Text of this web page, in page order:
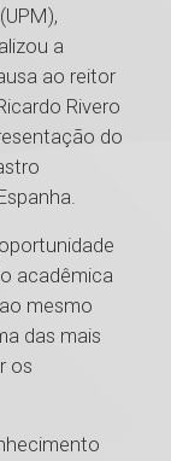
a
ao reitor
Rivero
do
acadêmica
mesmo
das mais
os